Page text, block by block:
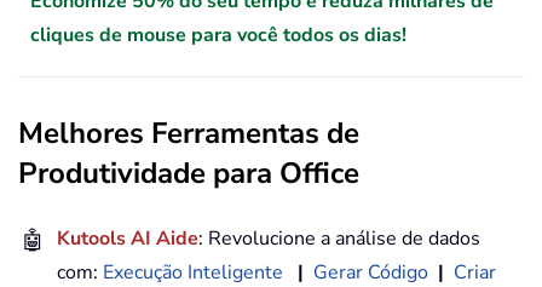
cliques de mouse para você todos os dias!
Melhores Ferramentas de
Produtividade para Office
🤖 Kutools AI Aide: Revolucione a análise de dados
com: Execução Inteligente | Gerar Código | Criar